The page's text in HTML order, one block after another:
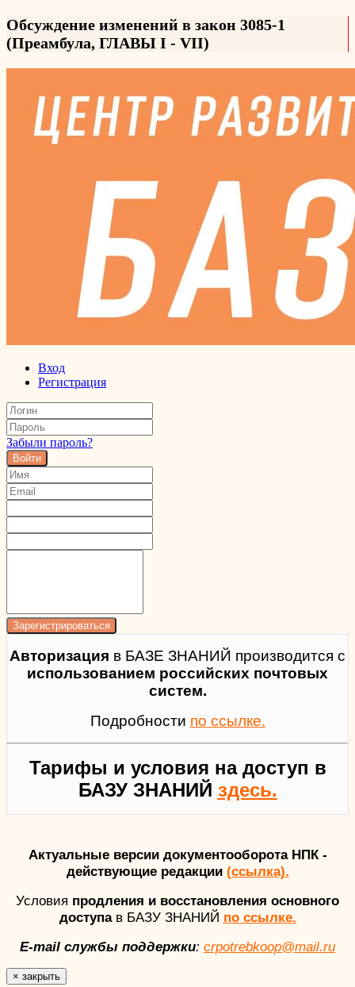
Обсуждение изменений в закон 3085-1
(Преамбула, ГЛАВЫ I - VII)
Вход
Регистрация
Забыли пароль?
Войти
Авторизация в БАЗЕ ЗНАНИЙ производится с
использованием российских почтовых
систем.
Подробности по ссылке.
Тарифы и условия на доступ в
БАЗУ ЗНАНИЙ здесь.
Актуальные версии документооборота НПК -
действующие редакции (ссылка).
Условия продления и восстановления основного
доступав БАЗУ ЗНАНИЙ по ссылке.
E-mail службы поддержки: crpotrebkoop@mail.ru
× закрыть